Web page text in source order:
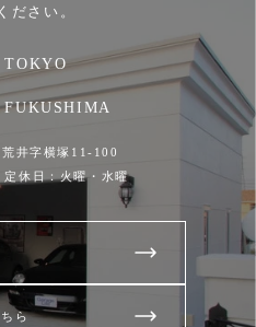
ださい。
TOKYO
FUKUSHIMA
井字横塚11-100
休日：火曜・水曜
ら